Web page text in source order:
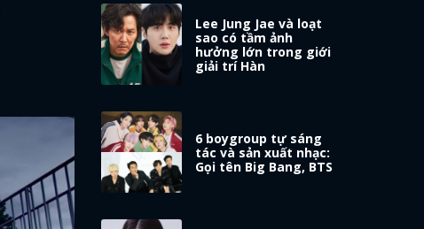
Lee Jung Jae và loạt
sao có tầm ảnh
hưởng lớn trong giới
giải trí Hàn
6 boygroup tự sáng
tác và sản xuất nhạc:
Gọi tên Big Bang, BTS